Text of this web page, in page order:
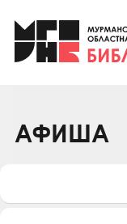
Клуб
Клуб
Коллегам
АФИША